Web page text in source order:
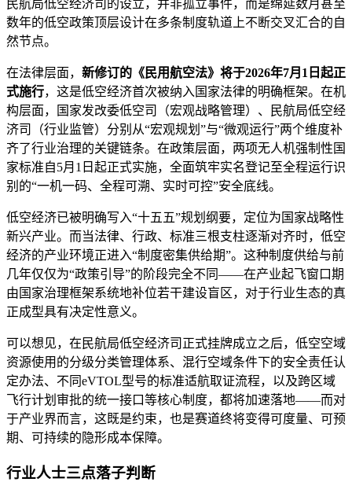
民航局低空经济司的设立，并非孤立事件，而是绵延数月甚至
数年的低空政策顶层设计在多条制度轨道上不断交叉汇合的自
然节点。
在法律层面， 新修订的《民用航空法》将于2026年7月1日起正
式施行，这是低空经济首次被纳入国家法律的明确框架。在机
构层面，国家发改委低空司（宏观战略管理）、民航局低空经
济司（行业监管）分别从“宏观规划”与“微观运行”两个维度补
齐了行业治理的关键链条。在政策层面，两项无人机强制性国
家标准自5月1日起正式实施，全面筑牢实名登记至全程运行识
别的“一机一码、全程可溯、实时可控”安全底线。
低空经济已被明确写入“十五五”规划纲要，定位为国家战略性
新兴产业。而当法律、行政、标准三根支柱逐渐对齐时，低空
经济的产业环境正进入“制度密集供给期”。这种制度供给与前
几年仅仅为“政策引导”的阶段完全不同——在产业起飞窗口期
由国家治理框架系统地补位若干建设盲区，对于行业生态的真
正成型具有决定性意义。
可以想见，在民航局低空经济司正式挂牌成立之后，低空空域
资源使用的分级分类管理体系、混行空域条件下的安全责任认
定办法、不同eVTOL型号的标准适航取证流程，以及跨区域
飞行计划审批的统一接口等核心制度，都将加速落地——而对
于产业界而言，这既是约束，也是赛道终将变得可度量、可预
期、可持续的隐形成本保障。
行业人士三点落子判断